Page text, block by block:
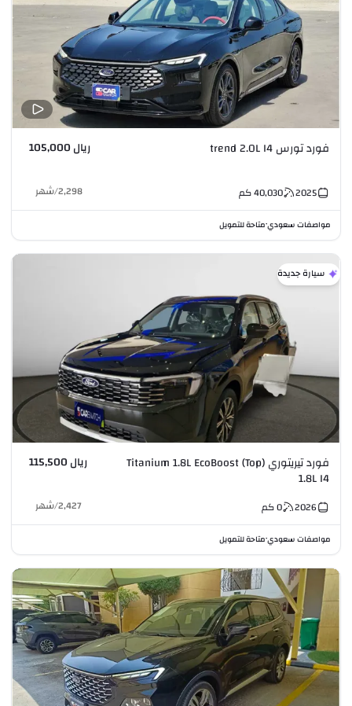
فورد تورس trend 2.0L I4 ريال 105,000
2025
40,030كم 2,298
/شهر
مواصفات سعودي•متاحة للتمويل
سيارة جديدة
فورد تيريتوري Titanium 1.8L EcoBoost (Top)
1.8L I4
ريال 115,500
2026
0كم 2,427
/شهر
مواصفات سعودي•متاحة للتمويل